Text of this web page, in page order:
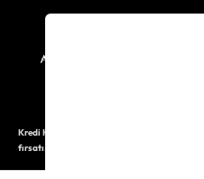
Kredi Kartı ile 12 aya varan taksitli alışveriş
fırsatı.